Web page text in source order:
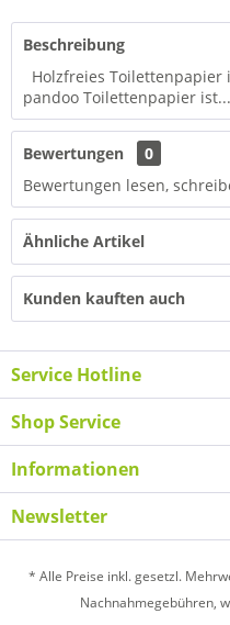
Beschreibung
Holzfreies Toilettenpapier
pandoo Toilettenpapier ist...
Bewertungen
0
Bewertungen lesen,
Ähnliche Artikel
Kunden kauften auch
Service Hotline
Shop Service
Informationen
Newsletter
* Alle Preise inkl. gesetzl.
Nachnahmegebühren,